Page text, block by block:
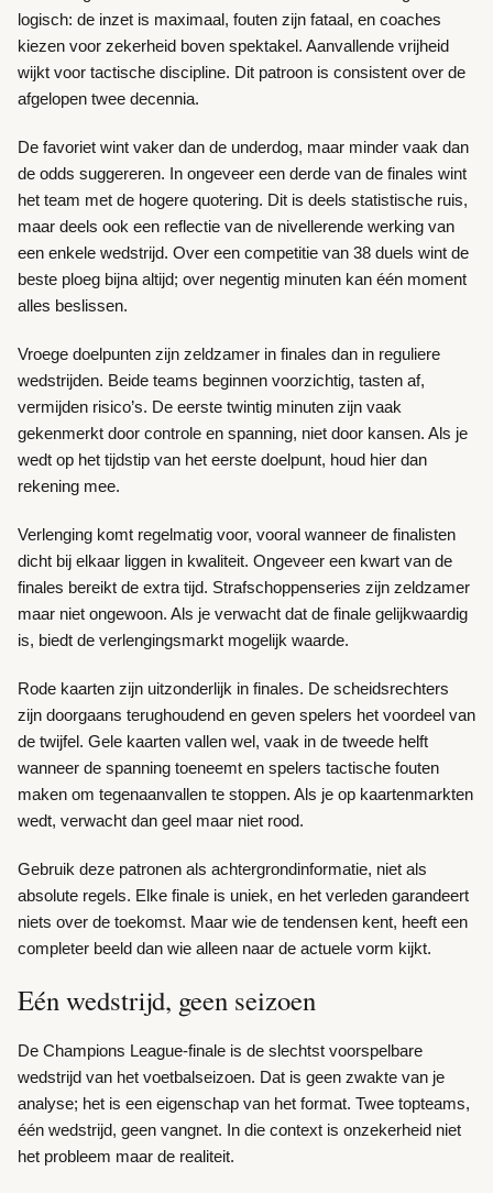
logisch: de inzet is maximaal, fouten zijn fataal, en coaches
kiezen voor zekerheid boven spektakel. Aanvallende vrijheid
wijkt voor tactische discipline. Dit patroon is consistent over de
afgelopen twee decennia.
De favoriet wint vaker dan de underdog, maar minder vaak dan
de odds suggereren. In ongeveer een derde van de finales wint
het team met de hogere quotering. Dit is deels statistische ruis,
maar deels ook een reflectie van de nivellerende werking van
een enkele wedstrijd. Over een competitie van 38 duels wint de
beste ploeg bijna altijd; over negentig minuten kan één moment
alles beslissen.
Vroege doelpunten zijn zeldzamer in finales dan in reguliere
wedstrijden. Beide teams beginnen voorzichtig, tasten af,
vermijden risico’s. De eerste twintig minuten zijn vaak
gekenmerkt door controle en spanning, niet door kansen. Als je
wedt op het tijdstip van het eerste doelpunt, houd hier dan
rekening mee.
Verlenging komt regelmatig voor, vooral wanneer de finalisten
dicht bij elkaar liggen in kwaliteit. Ongeveer een kwart van de
finales bereikt de extra tijd. Strafschoppenseries zijn zeldzamer
maar niet ongewoon. Als je verwacht dat de finale gelijkwaardig
is, biedt de verlengingsmarkt mogelijk waarde.
Rode kaarten zijn uitzonderlijk in finales. De scheidsrechters
zijn doorgaans terughoudend en geven spelers het voordeel van
de twijfel. Gele kaarten vallen wel, vaak in de tweede helft
wanneer de spanning toeneemt en spelers tactische fouten
maken om tegenaanvallen te stoppen. Als je op kaartenmarkten
wedt, verwacht dan geel maar niet rood.
Gebruik deze patronen als achtergrondinformatie, niet als
absolute regels. Elke finale is uniek, en het verleden garandeert
niets over de toekomst. Maar wie de tendensen kent, heeft een
completer beeld dan wie alleen naar de actuele vorm kijkt.
Eén wedstrijd, geen seizoen
De Champions League-finale is de slechtst voorspelbare
wedstrijd van het voetbalseizoen. Dat is geen zwakte van je
analyse; het is een eigenschap van het format. Twee topteams,
één wedstrijd, geen vangnet. In die context is onzekerheid niet
het probleem maar de realiteit.